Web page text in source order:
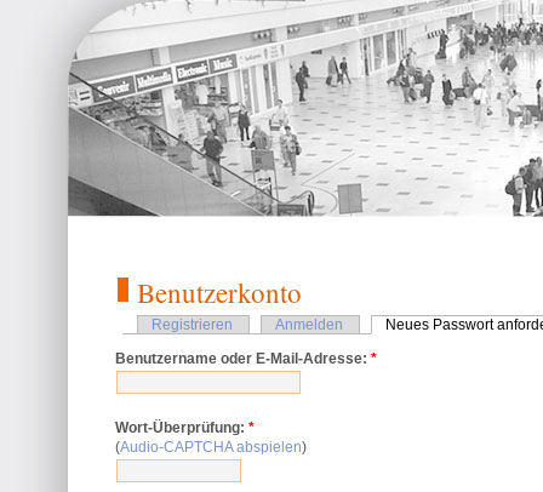
Benutzerkonto
Registrieren Anmelden
Neues Passwort
Benutzername oder E-Mail-Adresse:*
Wort-Überprüfung:*
(Audio-CAPTCHA abspielen)